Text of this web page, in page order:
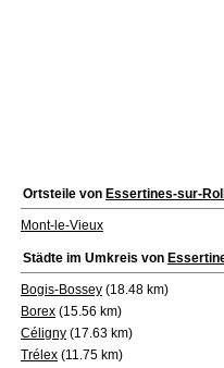
Ortsteile von Essertines-sur-
Mont-le-Vieux
Städte im Umkreis von
Bogis-Bossey (18.48 km)
Borex (15.56 km)
Céligny (17.63 km)
Trélex (11.75 km)